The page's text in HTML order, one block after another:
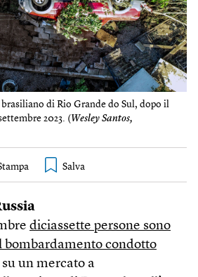
di Rio Grande do Sul, dopo il
2023. ( Wesley Santos,
diciassette persone sono
bombardamento condotto
su un mercato a